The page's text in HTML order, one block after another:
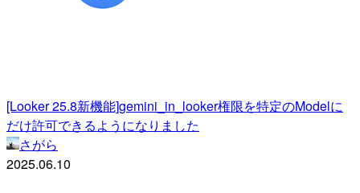
[Looker 25.8新機能]gemini_in_looker権限を特定のModelに
だけ許可できるようになりました
さがら
2025.06.10